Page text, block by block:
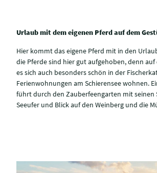
Urlaub mit dem eigenen Pferd auf dem
Hier kommt das eigene Pferd mit in den
die Pferde sind hier gut aufgehoben, denn
es sich auch besonders schön in der
Ferienwohnungen am Schierensee wohnen.
führt durch den Zauberfeengarten mit seinen
Seeufer und Blick auf den Weinberg und die